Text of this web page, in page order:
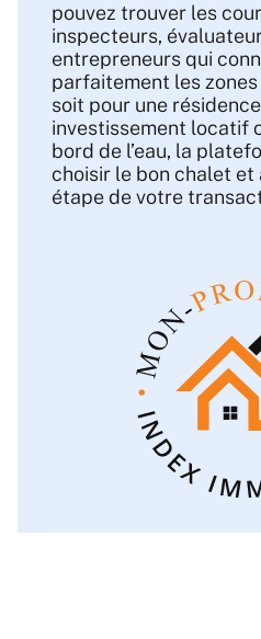
pouvez trouver les
inspecteurs,
entrepreneurs qui
parfaitement les
soit pour une
investissement locatif
bord de l’eau, la
choisir le bon chalet et
étape de votre